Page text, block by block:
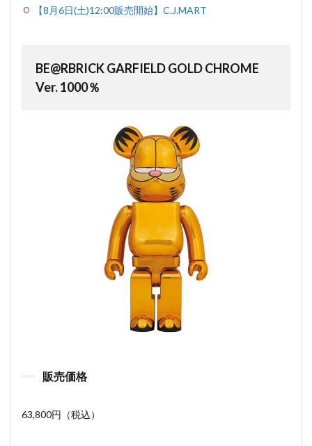
【8月6日(土)12:00販売開始】C.J.MART
BE@RBRICK GARFIELD GOLD CHROME
Ver. 1000％
販売価格
63,800円（税込）